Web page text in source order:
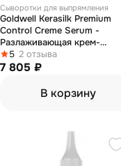
Сыворотки для выпрямления
Goldwell Kerasilk Premium
Control Creme Serum -
Разлаживающая крем-
сыворотка для непослушных
волос 12*22 мл
5 2 отзыва
7 805 ₽
В корзину